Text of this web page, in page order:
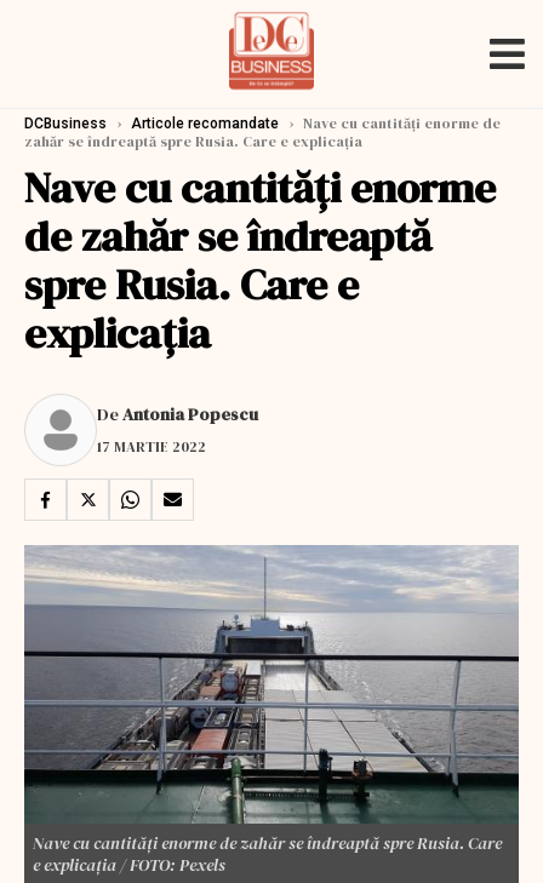
DCBusiness › Articole recomandate › Nave cu cantităţi enorme de
zahăr se îndreaptă spre Rusia. Care e explicaţia
Nave cu cantităţi enorme
de zahăr se îndreaptă
spre Rusia. Care e
explicaţia
DeAntonia Popescu
17 MARTIE 2022
Nave cu cantităţi enorme de zahăr se îndreaptă spre Rusia. Care
e explicaţia / FOTO: Pexels